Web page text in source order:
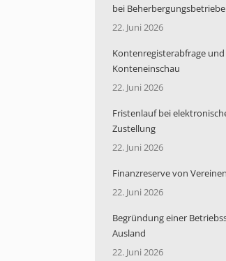
bei
22. Juni 2026
Kontenregisterabfrage und
Konteneinschau
22. Juni 2026
Fristenlauf bei
Zustellung
22. Juni 2026
Finanzreserve von Vereinen
22. Juni 2026
Begründung einer
Ausland
22. Juni 2026